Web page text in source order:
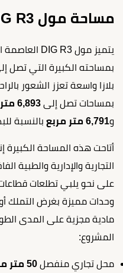
مساحة مول DIG R3 العاصمة الإدارية
بمساحته الكبيرة التي تصل
بلازا واسعة تعزز الشعور
بمساحات تصل إلى 6,893 متر مربع
و6,791 متر مربع بالنسبة
أتاحت هذه المساحة الكبيرة
التجارية والإدارية والطبية
على نحو يلبي تطلعات
وحدات مميزة بغرض التملك أو
مادية مجزية على المدى
المشروع:
محل تجاري منفصل